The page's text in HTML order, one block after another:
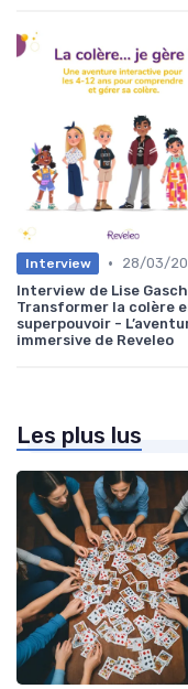
Interview •
28/03/
Interview de Lise
Transformer la colère
superpouvoir -
immersive de Reveleo
Les plus lus